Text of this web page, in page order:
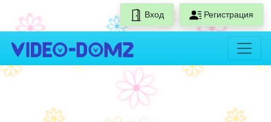
Вход Регистрация